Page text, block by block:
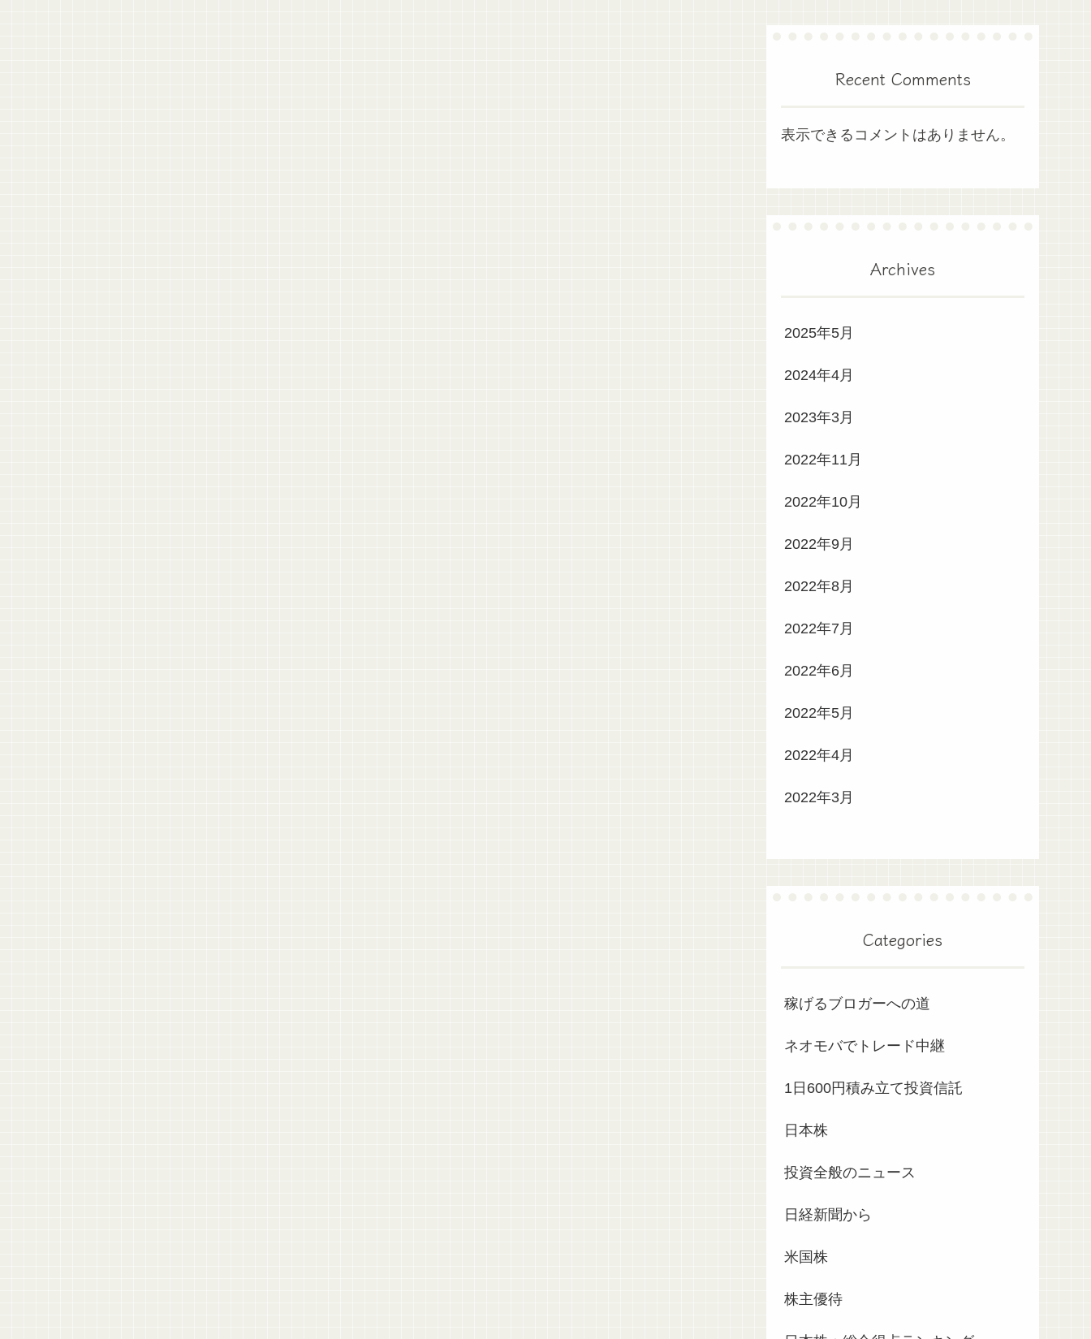
Recent Comments
表示できるコメントはありません。
Archives
2025年5月
2024年4月
2023年3月
2022年11月
2022年10月
2022年9月
2022年8月
2022年7月
2022年6月
2022年5月
2022年4月
2022年3月
Categories
稼げるブロガーへの道
ネオモバでトレード中継
1日600円積み立て投資信託
日本株
投資全般のニュース
日経新聞から
米国株
株主優待